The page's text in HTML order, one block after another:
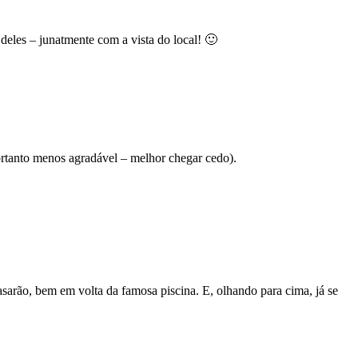
– junatmente com a vista do local! 🙂
menos agradável – melhor chegar cedo).
bem em volta da famosa piscina. E, olhando para cima, já se